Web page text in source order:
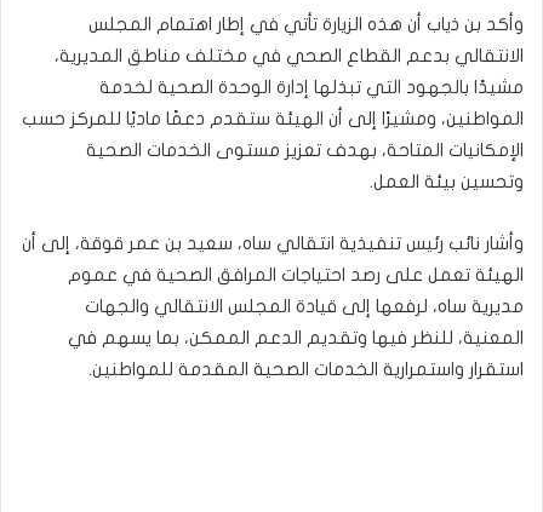
وأكد بن ذياب أن هذه الزيارة تأتي في إطار اهتمام المجلس
الانتقالي بدعم القطاع الصحي في مختلف مناطق المديرية،
مشيدًا بالجهود التي تبذلها إدارة الوحدة الصحية لخدمة
المواطنين، ومشيرًا إلى أن الهيئة ستقدم دعمًا ماديًا للمركز حسب
الإمكانيات المتاحة، بهدف تعزيز مستوى الخدمات الصحية
وتحسين بيئة العمل.
وأشار نائب رئيس تنفيذية انتقالي ساه، سعيد بن عمر قوقة، إلى أن
الهيئة تعمل على رصد احتياجات المرافق الصحية في عموم
مديرية ساه، لرفعها إلى قيادة المجلس الانتقالي والجهات
المعنية، للنظر فيها وتقديم الدعم الممكن، بما يسهم في
استقرار واستمرارية الخدمات الصحية المقدمة للمواطنين.